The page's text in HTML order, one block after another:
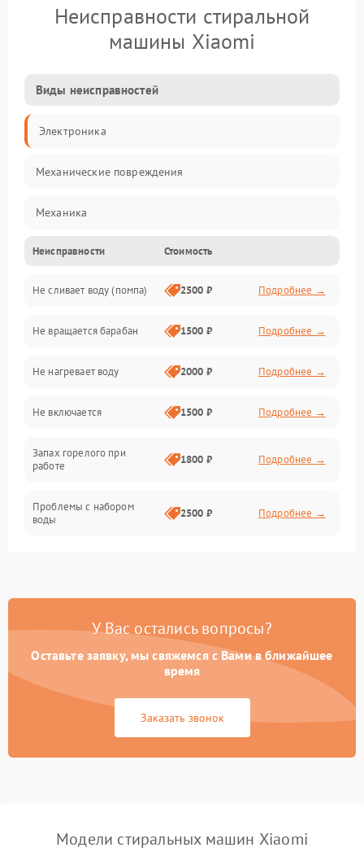
Неисправности стиральной
машины Xiaomi
Виды неисправностей
Электроника
Механические повреждения
Механика
Электропитание
Водоснабжение
Слив
Программное обеспечение
Неисправности Стоимость
Не сливает воду (помпа) 2500 ₽ Подробнее →
Не вращается барабан 1500 ₽ Подробнее →
Не нагревает воду 2000 ₽ Подробнее →
Не включается 1500 ₽ Подробнее →
Запах горелого при
работе
1800 ₽ Подробнее →
Проблемы с набором
воды
2500 ₽ Подробнее →
Замена платы управления 2200 ₽ Подробнее →
У Вас остались вопросы?
Оставьте заявку, мы свяжемся с Вами в ближайшее
время
Заказать звонок
Модели стиральных машин Xiaomi